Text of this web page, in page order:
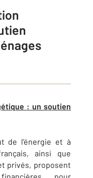
: un soutien
de l’énergie et à
ainsi que
privés, proposent